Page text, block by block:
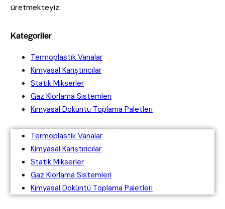
üretmekteyiz.
Kategoriler
Termoplastik Vanalar
Kimyasal Karıştırıcılar
Statik Mikserler
Gaz Klorlama Sistemleri
Kimyasal Döküntü Toplama Paletleri
Termoplastik Vanalar
Kimyasal Karıştırıcılar
Statik Mikserler
Gaz Klorlama Sistemleri
Kimyasal Döküntü Toplama Paletleri